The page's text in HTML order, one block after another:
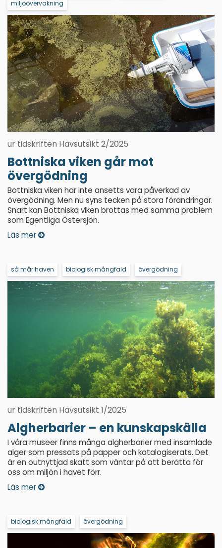
miljöövervakning
ur tidskriften Havsutsikt 2/2025
Bottniska viken går mot
övergödning
Bottniska viken har inte ansetts vara påverkad av
övergödning. Men nu syns tecken på stora förändringar.
Snart kan Bottniska viken brottas med samma problem
som Egentliga Östersjön.
Läs mer
så mår haven biologisk mångfald övergödning
ur tidskriften Havsutsikt 1/2025
Algherbarier – en kunskapskälla
I våra museer finns många algherbarier med insamlade
alger som pressats på papper och katalogiserats. Det
är en outnyttjad skatt som väntar på att berätta för
oss om miljön i havet förr.
Läs mer
biologisk mångfald övergödning